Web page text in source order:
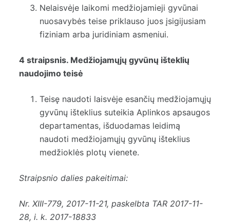
Nelaisvėje laikomi medžiojamieji gyvūnai
nuosavybės teise priklauso juos įsigijusiam
fiziniam arba juridiniam asmeniui.
4 straipsnis. Medžiojamųjų gyvūnų išteklių
naudojimo teisė
Teisę naudoti laisvėje esančių medžiojamųjų
gyvūnų išteklius suteikia Aplinkos apsaugos
departamentas, išduodamas leidimą
naudoti medžiojamųjų gyvūnų išteklius
medžioklės plotų vienete.
Straipsnio dalies pakeitimai:
Nr. XIII-779, 2017-11-21, paskelbta TAR 2017-11-
28, i. k. 2017-18833